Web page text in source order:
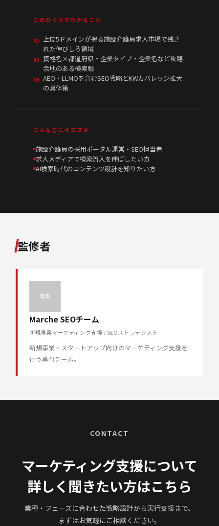
このガイドでわかること
01 上位5ドメインが握る施設介護員求人市場で残さ
れた伸びしろ領域
02 資格名×都道府県・企業タイプ・企業名など攻略
余地のある検索軸
03 AEO・LLMOを含むSEO戦略とKWカバレッジ拡大
の具体策
こんな方にオススメ
施設介護員の採用ポータル運営・SEO担当者
求人メディアで検索流入を伸ばしたい方
AI検索時代のコンテンツ設計を知りたい方
監修者
写真
Marche SEOチーム
新規事業マーケティング支援 / SEOストラテジスト
新規事業・スタートアップ向けのマーケティング支援を
行う専門チーム。
CONTACT
マーケティング支援について
詳しく聞きたい方はこちら
業種・フェーズに合わせた戦略設計から実行支援まで、
まずはお気軽にご相談ください。